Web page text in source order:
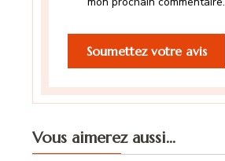
Vous aimerez aussi...